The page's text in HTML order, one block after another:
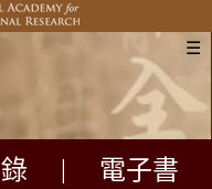
☰
電子書